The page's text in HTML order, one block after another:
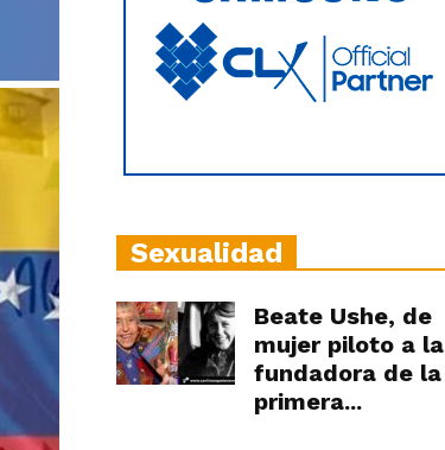
Sexualidad
Beate Ushe, de
mujer piloto a la
fundadora de la
primera...